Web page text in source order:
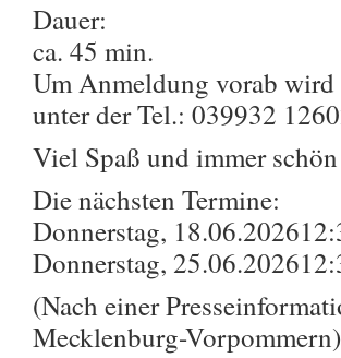
Dauer:
ca. 45 min.
Um Anmeldung vorab wird
unter der Tel.: 039932
Viel Spaß und immer
Die nächsten Termine:
Donnerstag,
Donnerstag,
(Nach einer
Mecklenburg-Vorpommern)